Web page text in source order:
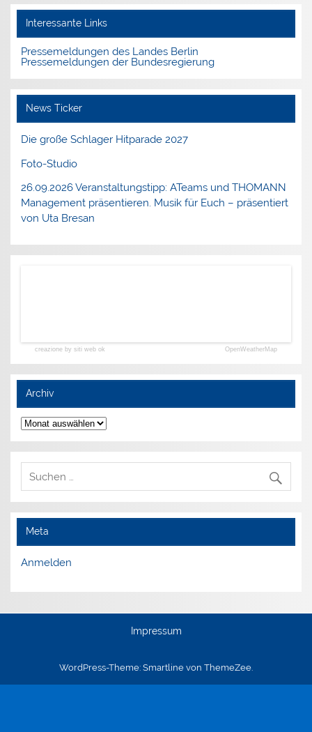
Interessante Links
Pressemeldungen des Landes Berlin
Pressemeldungen der Bundesregierung
News Ticker
Die große Schlager Hitparade 2027
Foto-Studio
26.09.2026 Veranstaltungstipp: ATeams und THOMANN
Management präsentieren. Musik für Euch – präsentiert
von Uta Bresan
creazione by siti web ok OpenWeatherMap
Archiv
Archiv
Meta
Anmelden
Impressum
WordPress-Theme: Smartline von ThemeZee.